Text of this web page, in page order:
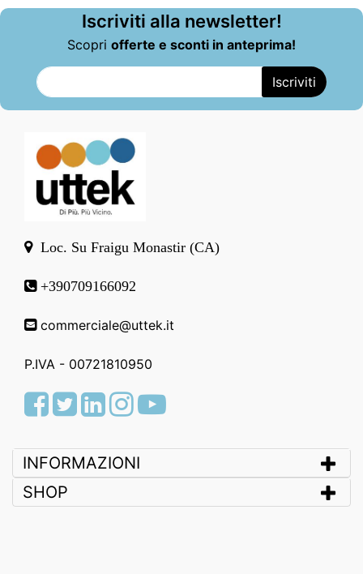
Iscriviti alla newsletter!
Scopri offerte e sconti in anteprima!
Loc. Su Fraigu Monastir (CA)
+390709166092
commerciale@uttek.it
P.IVA - 00721810950
Facebook
TwitterLinkedInInstagram
Youtube
INFORMAZIONI
SHOP